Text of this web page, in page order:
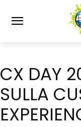
CX DAY
SULLA